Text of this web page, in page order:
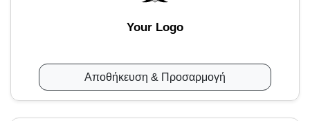
Your Logo
Αποθήκευση & Προσαρμογή